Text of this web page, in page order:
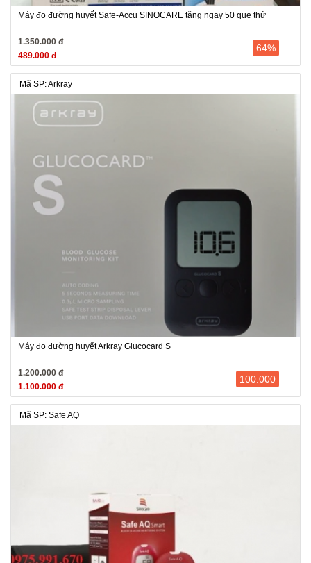
Máy đo đường huyết Safe-Accu SINOCARE tặng ngay 50 que thử
1.350.000 đ
489.000 đ
64%
Mã SP: Arkray
Máy đo đường huyết Arkray Glucocard S
1.200.000 đ
1.100.000 đ
100.000
Mã SP: Safe AQ